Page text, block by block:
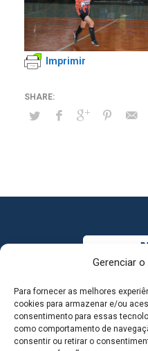
Gerenciar
Para fornecer as melhores
cookies para armazenar e/ou
consentimento para essas
como comportamento de
consentir ou retirar o
Imprimir
MAPA DO SITE